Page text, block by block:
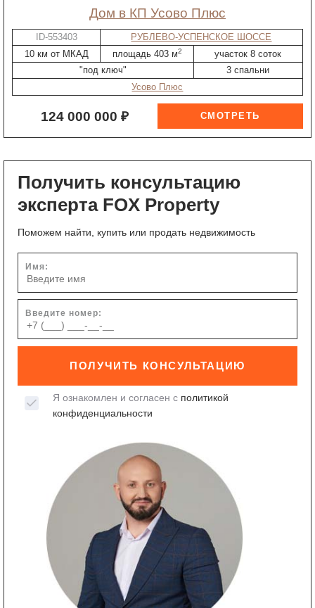
дом в КП Усово Плюс
ID-553403
РУБЛЕВО-УСПЕНСКОЕ ШОССЕ
10 км от МКАД
площадь 403 м2
участок 8 соток
"под ключ"
3 спальни
Усово Плюс
124 000 000 ₽
Получить консультацию
эксперта FOX Property
Поможем найти, купить или продать недвижимость
Имя:
Введите номер:
ПОЛУЧИТЬ КОНСУЛЬТАЦИЮ
Я ознакомлен и согласен с политикой
конфиденциальности